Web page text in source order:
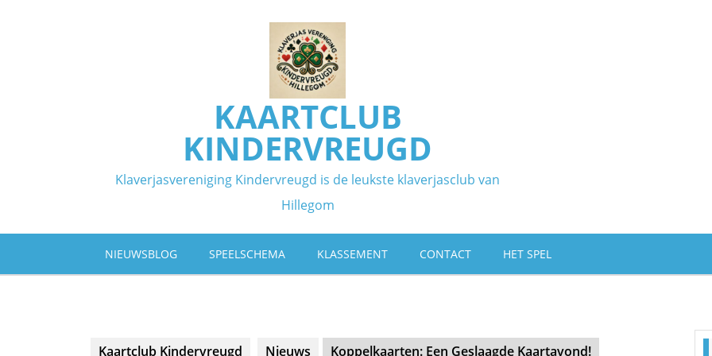
KAARTCLUB
KINDERVREUGD
Klaverjasvereniging Kindervreugd is de leukste klaverjasclub van
Hillegom
NIEUWSBLOG SPEELSCHEMA KLASSEMENT CONTACT HET SPEL
Kaartclub Kindervreugd Nieuws Koppelkaarten: Een Geslaagde Kaartavond!